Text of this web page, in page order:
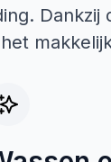
Dankzij